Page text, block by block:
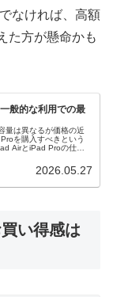
なければ、高額
た方が懸命かも
般的な利用での最
量は異なるが価格の近
を購入すべきという
AirとiPad Proの仕様
2026.05.27
い得感は